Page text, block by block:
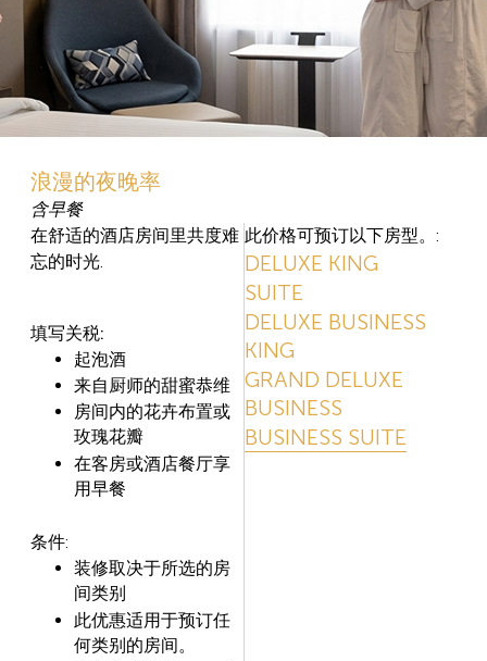
浪漫的夜晚率
含早餐
在舒适的酒店房间里共度难
忘的时光.
填写关税:
起泡酒
来自厨师的甜蜜恭维
房间内的花卉布置或
玫瑰花瓣
在客房或酒店餐厅享
用早餐
条件:
装修取决于所选的房
间类别
此优惠适用于预订任
何类别的房间。
此价格可预订以下房型。:
DELUXE KING
SUITE
DELUXE BUSINESS
KING
GRAND DELUXE
BUSINESS
BUSINESS SUITE